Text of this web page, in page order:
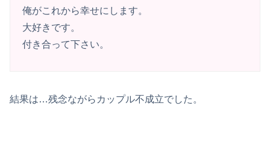
俺がこれから幸せにします。
大好きです。
付き合って下さい。
結果は…残念ながらカップル不成立でした。